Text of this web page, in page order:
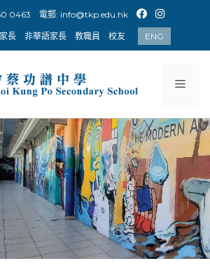
0463 電郵: info@tkp.edu.hk
家長 非華語家長 教職員 校友 ENG